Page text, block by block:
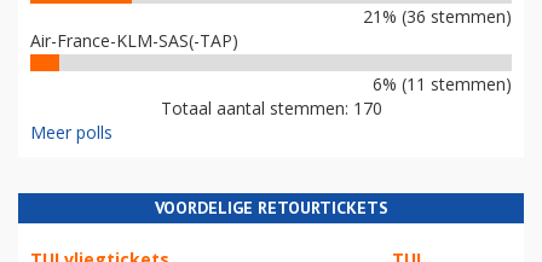
21% (36 stemmen)
Air-France-KLM-SAS(-TAP)
6% (11 stemmen)
Totaal aantal stemmen: 170
Meer polls
VOORDELIGE RETOURTICKETS